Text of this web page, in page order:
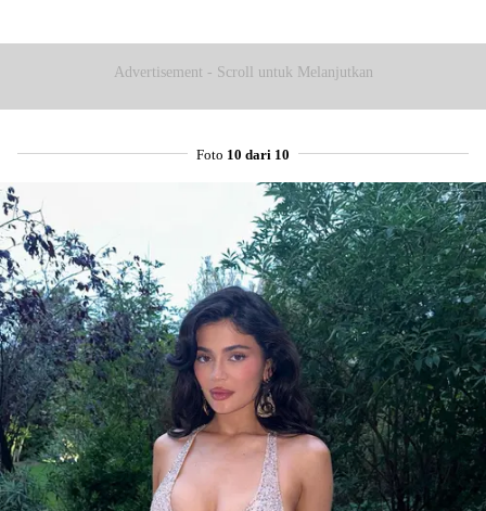
Advertisement - Scroll untuk Melanjutkan
Foto 10 dari 10